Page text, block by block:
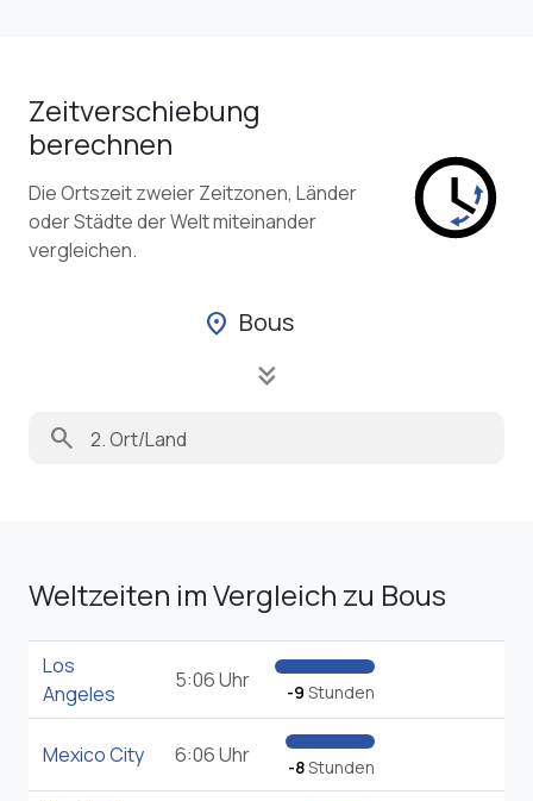
Zeitverschiebung
berechnen
Die Ortszeit zweier Zeitzonen, Länder
oder Städte der Welt miteinander
vergleichen.
location_on Bous
keyboard_double_arrow_down
search
Weltzeiten im Vergleich zu Bous
Los
Angeles
5:06 Uhr -9 Stunden
Mexico City 6:06 Uhr -8Stunden